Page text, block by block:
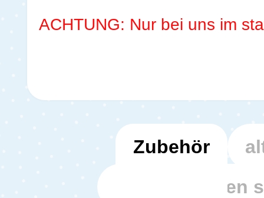
ACHTUNG: Nur bei uns im
Zubehör
Kunden haben